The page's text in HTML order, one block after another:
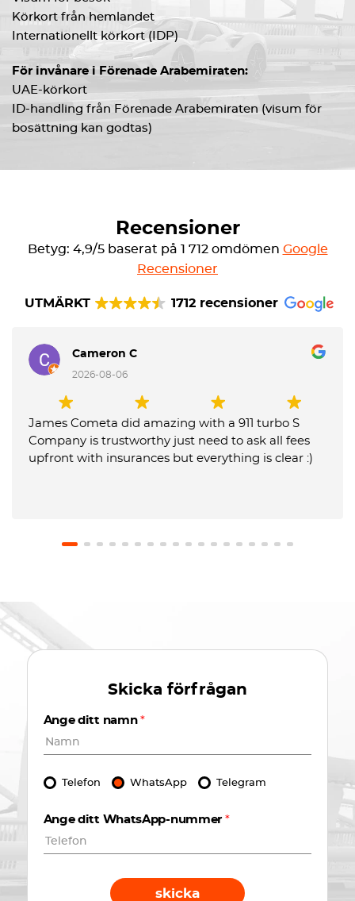
Körkort från hemlandet
Internationellt körkort (IDP)
För invånare i Förenade Arabemiraten:
UAE-körkort
ID-handling från Förenade Arabemiraten (visum för
bosättning kan godtas)
Recensioner
Betyg: 4,9/5 baserat på 1 712 omdömen Google
Recensioner
UTMÄRKT 1712 recensioner
Cameron C
2026-08-06
James Cometa did amazing with a 911 turbo S
Company is trustworthy just need to ask all fees
upfront with insurances but everything is clear :)
Skicka förfrågan
Ange ditt namn*
Telefon WhatsApp Telegram
Ange ditt WhatsApp-nummer *
skicka